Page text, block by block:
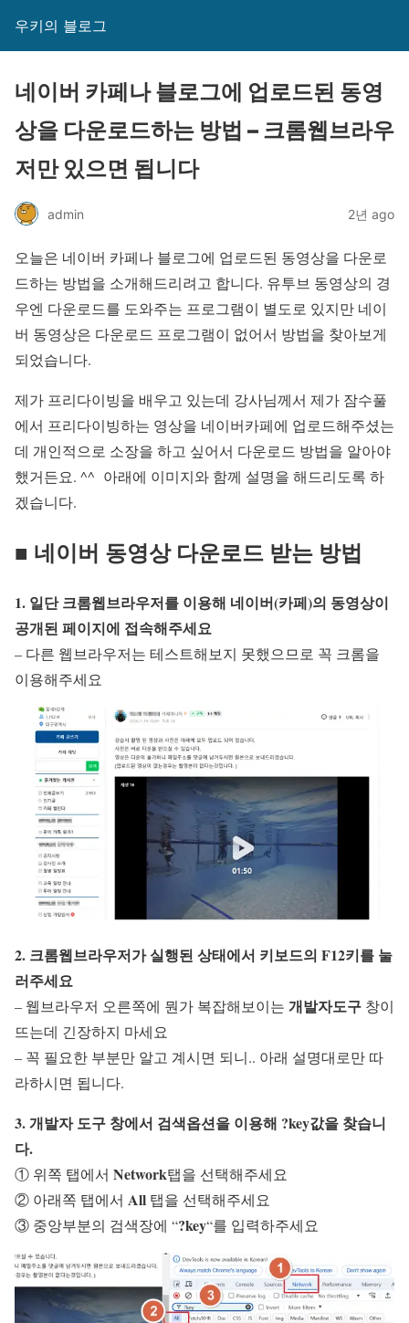
우키의 블로그
네이버 카페나 블로그에 업로드된 동영
상을 다운로드하는 방법 – 크롬웹브라우
저만 있으면 됩니다
admin 2년 ago
오늘은 네이버 카페나 블로그에 업로드된 동영상을 다운로
드하는 방법을 소개해드리려고 합니다. 유투브 동영상의 경
우엔 다운로드를 도와주는 프로그램이 별도로 있지만 네이
버 동영상은 다운로드 프로그램이 없어서 방법을 찾아보게
되었습니다.
제가 프리다이빙을 배우고 있는데 강사님께서 제가 잠수풀
에서 프리다이빙하는 영상을 네이버카페에 업로드해주셨는
데 개인적으로 소장을 하고 싶어서 다운로드 방법을 알아야
했거든요. ^^ 아래에 이미지와 함께 설명을 해드리도록 하
겠습니다.
■ 네이버 동영상 다운로드 받는 방법
1. 일단 크롬웹브라우저를 이용해 네이버(카페)의 동영상이
공개된 페이지에 접속해주세요
– 다른 웹브라우저는 테스트해보지 못했으므로 꼭 크롬을
이용해주세요
2. 크롬웹브라우저가 실행된 상태에서 키보드의 F12키를 눌
러주세요
– 웹브라우저 오른쪽에 뭔가 복잡해보이는 개발자도구 창이
뜨는데 긴장하지 마세요
– 꼭 필요한 부분만 알고 계시면 되니.. 아래 설명대로만 따
라하시면 됩니다.
3. 개발자 도구 창에서 검색옵션을 이용해 ?key값을 찾습니
다.
① 위쪽 탭에서 Network탭을 선택해주세요
② 아래쪽 탭에서 All 탭을 선택해주세요
③ 중앙부분의 검색장에 “?key“를 입력하주세요